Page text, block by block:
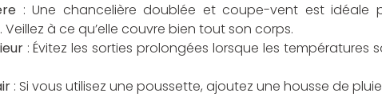
: Une chancelière doublée et coupe-vent est idéale
à ce qu’elle couvre bien tout son corps.
: Évitez les sorties prolongées lorsque les températures
: Si vous utilisez une poussette, ajoutez une housse de